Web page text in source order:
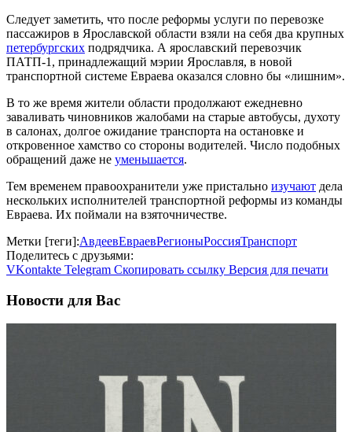
Следует заметить, что после реформы услуги по перевозке
пассажиров в Ярославской области взяли на себя два крупных
петербургских подрядчика. А ярославский перевозчик
ПАТП-1, принадлежащий мэрии Ярославля, в новой
транспортной системе Евраева оказался словно бы «лишним».
В то же время жители области продолжают ежедневно
заваливать чиновников жалобами на старые автобусы, духоту
в салонах, долгое ожидание транспорта на остановке и
откровенное хамство со стороны водителей. Число подобных
обращений даже не уменьшается.
Тем временем правоохранители уже пристально изучают дела
нескольких исполнителей транспортной реформы из команды
Евраева. Их поймали на взяточничестве.
Метки [теги]:АвдеевЕвраевРегионыРоссияТранспорт
Поделитесь с друзьями:
VKontakte Telegram Скопировать ссылку Версия для печати
Новости для Вас